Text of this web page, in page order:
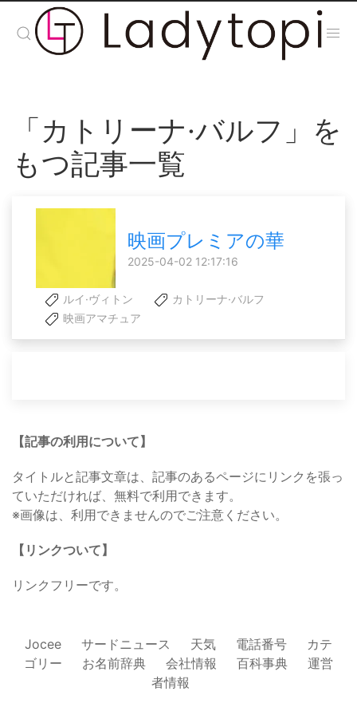
「カトリーナ·バルフ」を
もつ記事一覧
映画プレミアの華
2025-04-02 12:17:16
ルイ·ヴィトン
カトリーナ·バルフ
映画アマチュア
【記事の利用について】
タイトルと記事文章は、記事のあるページにリンクを張っ
ていただければ、無料で利用できます。
※画像は、利用できませんのでご注意ください。
【リンクついて】
リンクフリーです。
Jocee サードニュース 天気 電話番号
カテ
ゴリー
お名前辞典 会社情報 百科事典
運営
者情報